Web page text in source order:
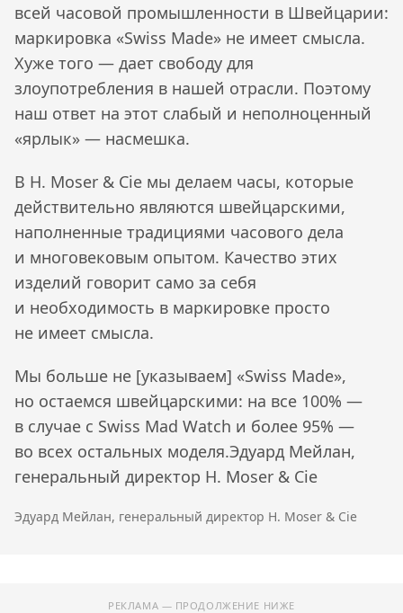
всей часовой промышленности в Швейцарии:
маркировка «Swiss Made» не имеет смысла.
Хуже того — дает свободу для
злоупотребления в нашей отрасли. Поэтому
наш ответ на этот слабый и неполноценный
«ярлык» — насмешка.
В H. Moser & Cie мы делаем часы, которые
действительно являются швейцарскими,
наполненные традициями часового дела
и многовековым опытом. Качество этих
изделий говорит само за себя
и необходимость в маркировке просто
не имеет смысла.
Мы больше не [указываем] «Swiss Made»,
но остаемся швейцарскими: на все 100% —
в случае с Swiss Mad Watch и более 95% —
во всех остальных моделя.Эдуард Мейлан,
генеральный директор H. Moser & Cie
Эдуард Мейлан, генеральный директор H. Moser & Cie
РЕКЛАМА — ПРОДОЛЖЕНИЕ НИЖЕ